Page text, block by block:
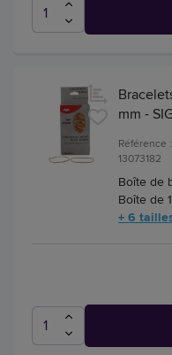
mm -
Référence :
13073182
Boîte de
Boîte de
+ 6